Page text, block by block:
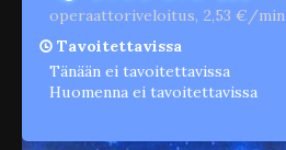
operaattoriveloitus, 2,53 €/min
Tavoitettavissa
Tänään ei tavoitettavissa
Huomenna ei tavoitettavissa